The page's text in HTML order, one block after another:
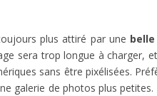
plus attiré par une
sera trop longue à charger,
sans être pixélisées.
galerie de photos plus